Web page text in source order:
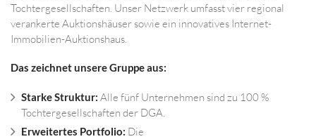
Tochtergesellschaften. Unser Netzwerk umfasst vier regional
verankerte Auktionshäuser sowie ein innovatives Internet-
Immobilien-Auktionshaus.
Das zeichnet unsere Gruppe aus:
Starke Struktur: Alle fünf Unternehmen sind zu 100 %
Tochtergesellschaften der DGA.
Erweitertes Portfolio: Die